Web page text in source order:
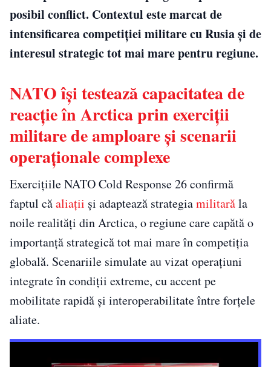
posibil conflict. Contextul este marcat de
intensificarea competiției militare cu Rusia și de
interesul strategic tot mai mare pentru regiune.
NATO își testează capacitatea de
reacție în Arctica prin exerciții
militare de amploare și scenarii
operaționale complexe
Exercițiile NATO Cold Response 26 confirmă
faptul căaliații și adaptează strategiamilitarăla
noile realități din Arctica, o regiune care capătă o
importanță strategică tot mai mare în competiția
globală. Scenariile simulate au vizat operațiuni
integrate în condiții extreme, cu accent pe
mobilitate rapidă și interoperabilitate între forțele
aliate.